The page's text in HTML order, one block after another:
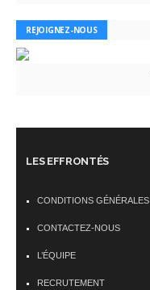
REJOIGNEZ-NOUS
LES EFFRONTÉS
CONDITIONS GÉNÉRALES
CONTACTEZ-NOUS
L’ÉQUIPE
RECRUTEMENT